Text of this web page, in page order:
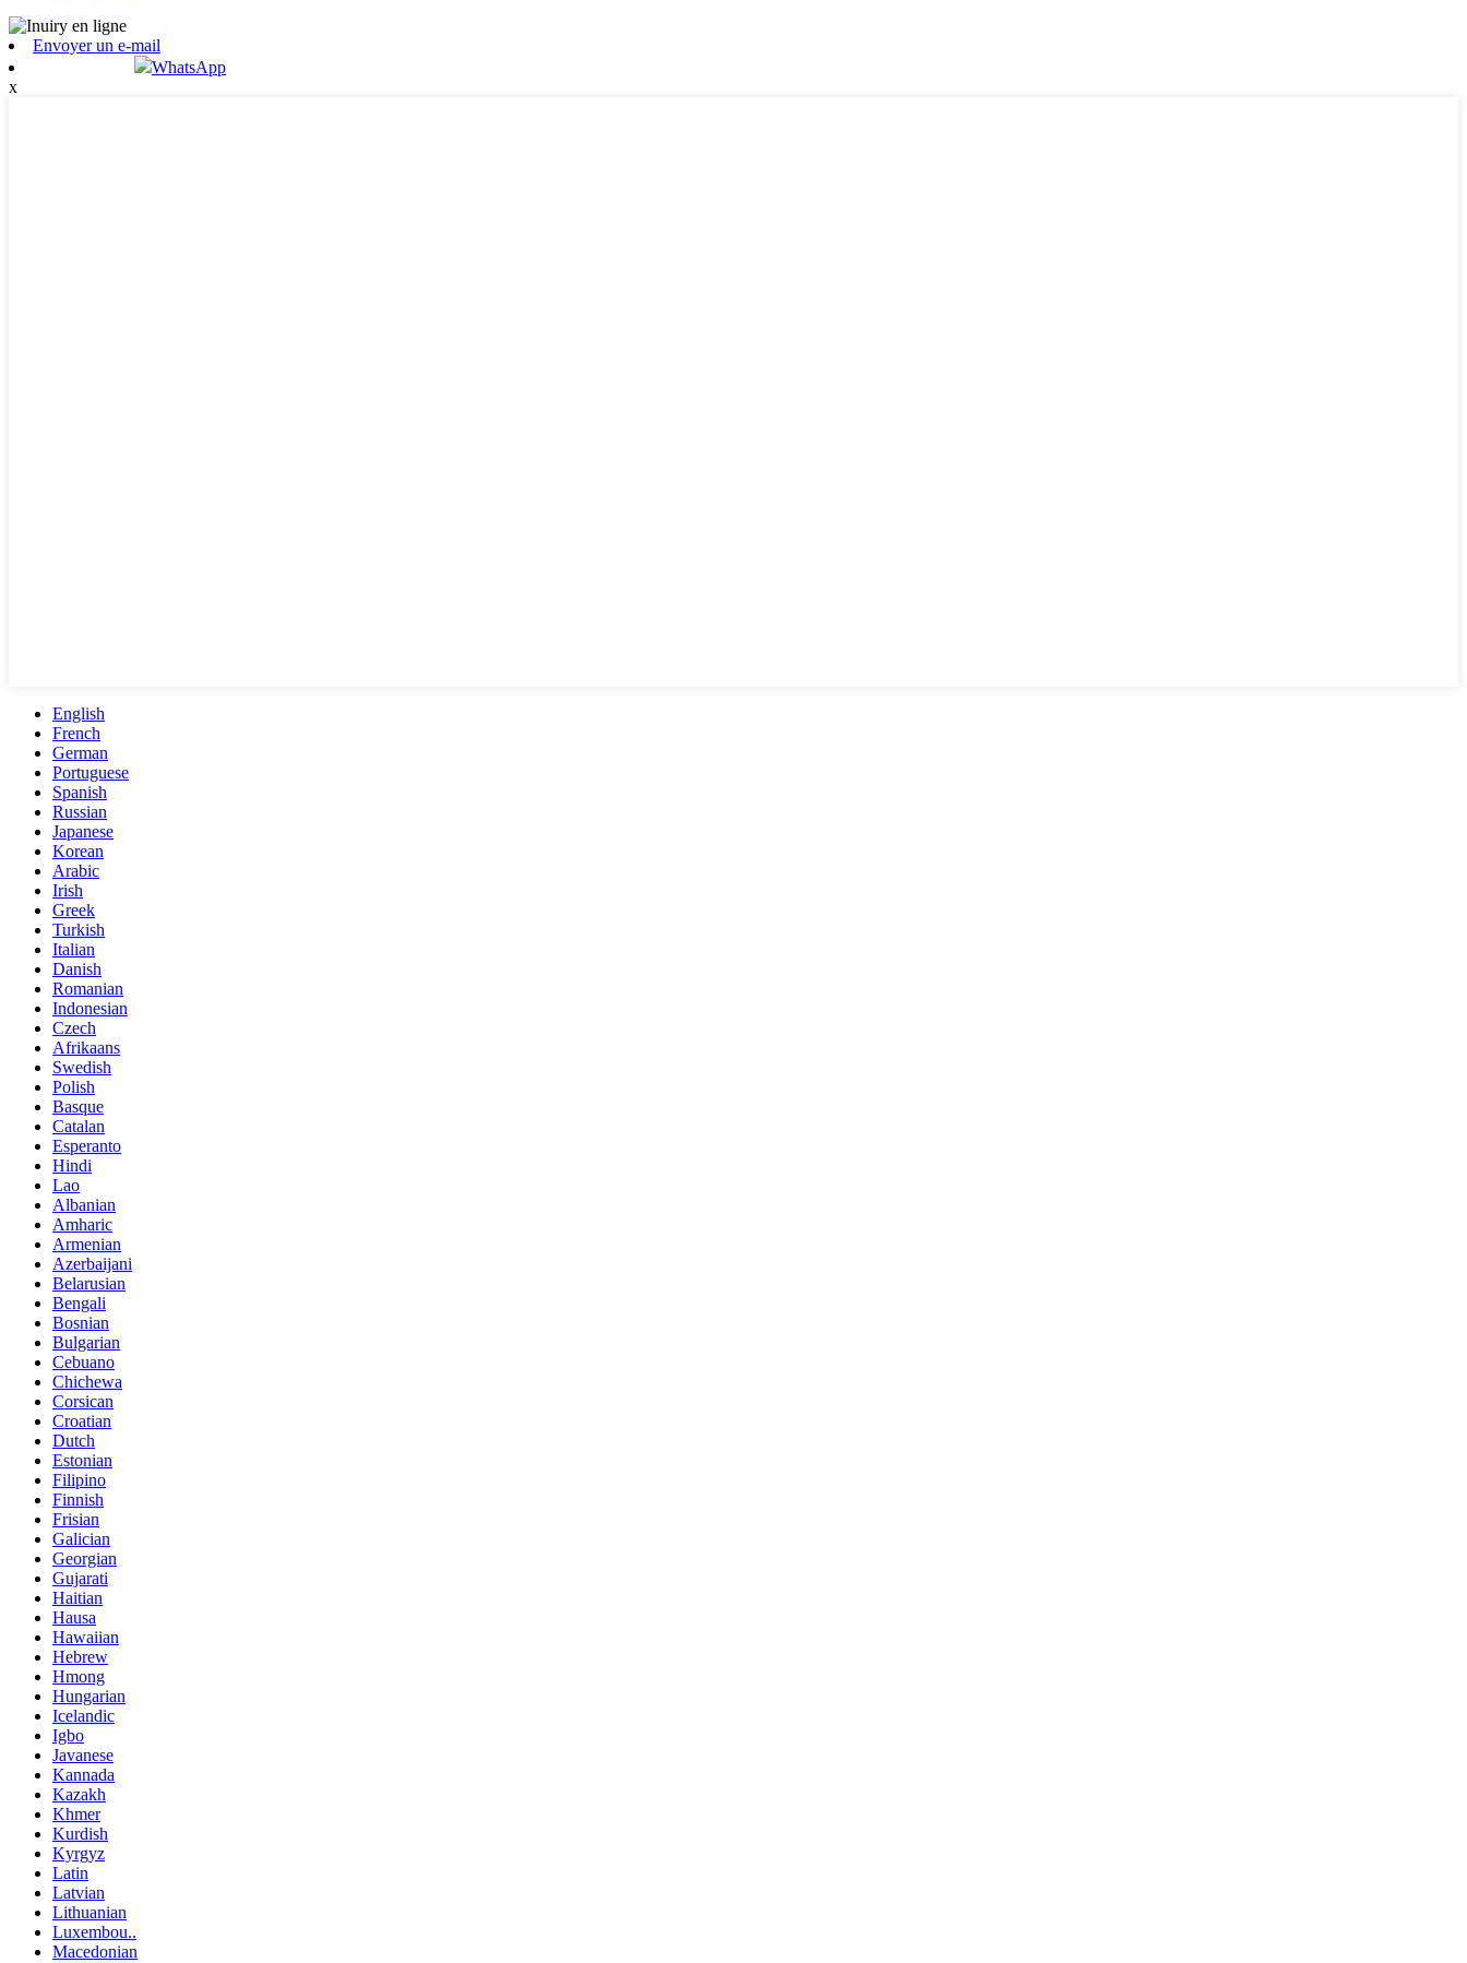
Envoyer un e-mail
WhatsApp
x
English
French
German
Portuguese
Spanish
Russian
Japanese
Korean
Arabic
Irish
Greek
Turkish
Italian
Danish
Romanian
Indonesian
Czech
Afrikaans
Swedish
Polish
Basque
Catalan
Esperanto
Hindi
Lao
Albanian
Amharic
Armenian
Azerbaijani
Belarusian
Bengali
Bosnian
Bulgarian
Cebuano
Chichewa
Corsican
Croatian
Dutch
Estonian
Filipino
Finnish
Frisian
Galician
Georgian
Gujarati
Haitian
Hausa
Hawaiian
Hebrew
Hmong
Hungarian
Icelandic
Igbo
Javanese
Kannada
Kazakh
Khmer
Kurdish
Kyrgyz
Latin
Latvian
Lithuanian
Luxembou..
Macedonian